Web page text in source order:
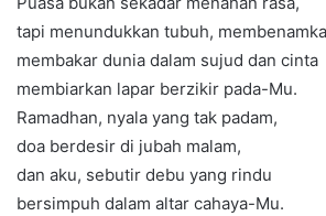
tapi menundukkan tubuh,
membakar dunia dalam sujud dan cinta
membiarkan lapar berzikir pada-Mu.
Ramadhan, nyala yang tak padam,
doa berdesir di jubah malam,
dan aku, sebutir debu yang rindu
bersimpuh dalam altar cahaya-Mu.